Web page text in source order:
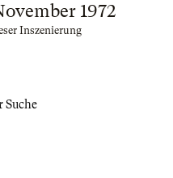
1972
Inszenierung
Suche